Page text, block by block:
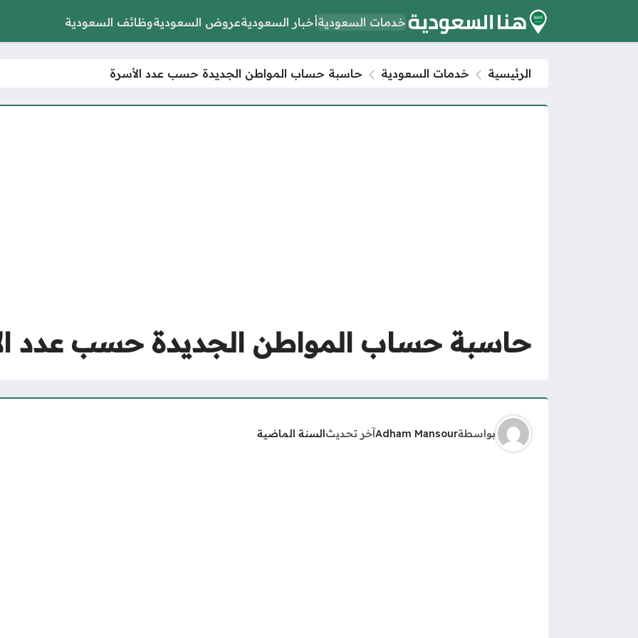
خدمات السعوديةأخبار السعوديةعروض السعوديةوظائف السعودية
الرئيسية خدمات السعودية حاسبة حساب المواطن الجديدة حسب عدد الأسرة
حاسبة حساب المواطن الجديدة حسب عدد
بواسطةAdham Mansourآخر تحديثالسنة الماضية